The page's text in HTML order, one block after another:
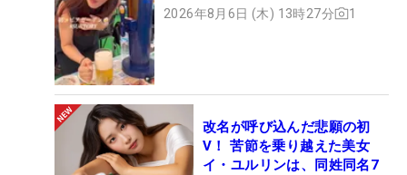
2026年8月6日 (木) 13時27分 1
改名が呼び込んだ悲願の初
V！ 苦節を乗り越えた美女
イ・ユルリンは、同姓同名7